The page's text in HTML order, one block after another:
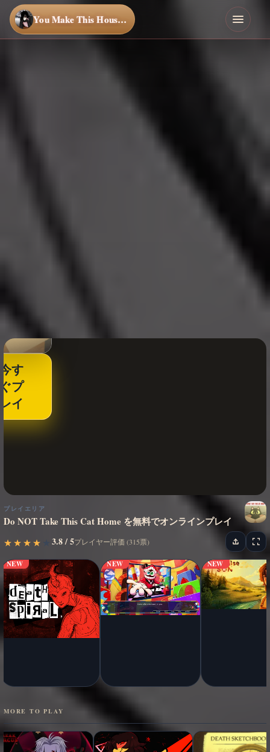
You Make This House a Home
今す
ぐプ
レイ
プレイエリア
Do NOT Take This Cat Home を無料でオンラインプレイ
★
★ ★
★ ★
★ ★
★ 3.8 / 5プレイヤー評価 (315票)
NEW NEW NEW
MORE TO PLAY